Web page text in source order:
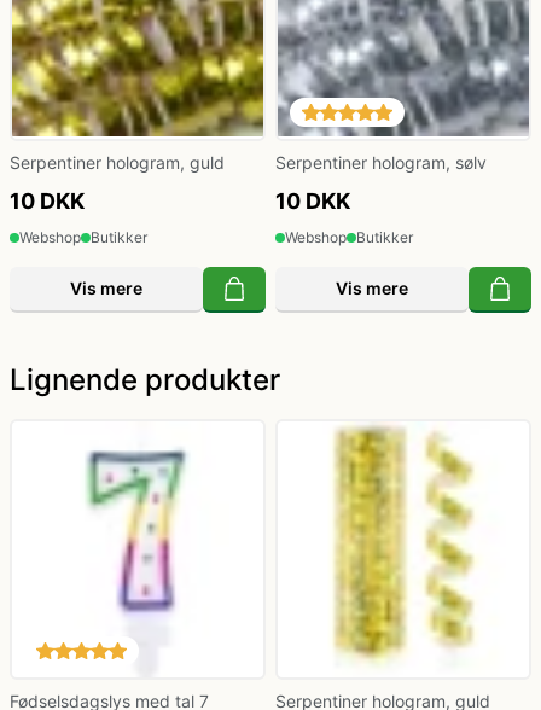
Vinger til kostume
Serpentiner hologram, guld
10 DKK
Webshop Butikker
Vis mere
Serpentiner hologram, sølv
10 DKK
Webshop Butikker
Vis mere
Lignende produkter
Fødselsdagslys med tal 7 Serpentiner hologram, guld